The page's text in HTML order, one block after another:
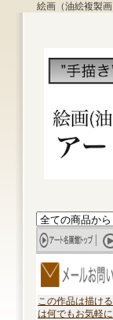
絵画（油絵複製
この作品は描け
は何でもお気軽